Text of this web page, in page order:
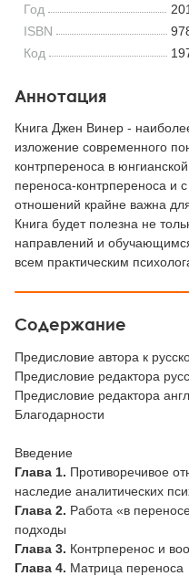
Год
ISBN
Код
Аннотация
Книга Джен Винер -
изложение современного
контрпереноса в
переноса-контрпереноса и
отношений крайне важна
Книга будет полезна не
направлений и
всем практическим
Содержание
Предисловие автора к
Предисловие редактора
Предисловие редактора
Благодарности
Введение
Глава 1. Противоречивое
наследие аналитических
Глава 2. Работа «в
подходы
Глава 3. Контрперенос и
Глава 4. Матрица переноса